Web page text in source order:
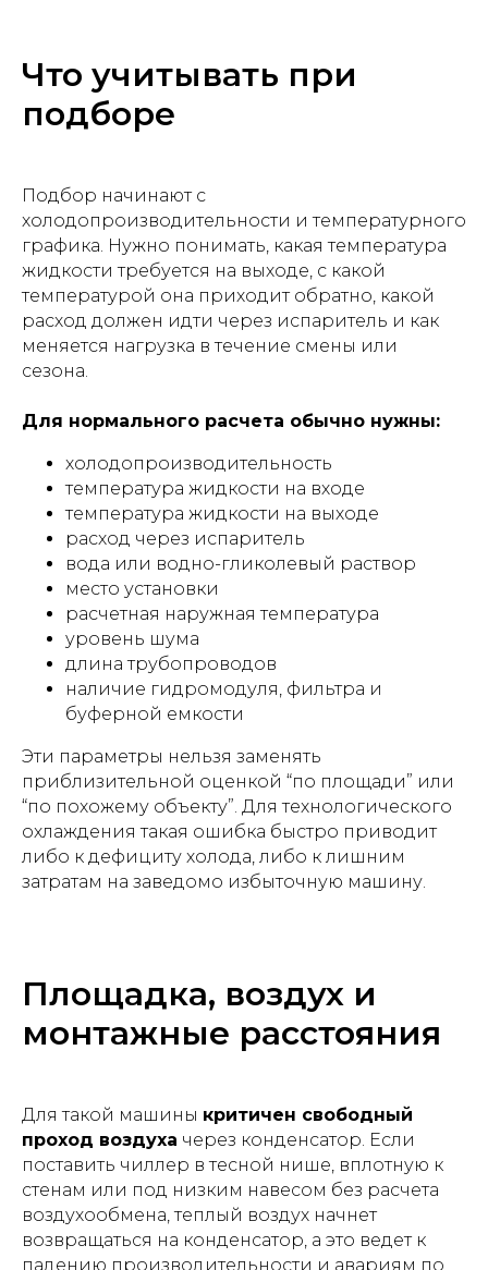
Что учитывать при
подборе
Подбор начинают с
холодопроизводительности и температурного
графика. Нужно понимать, какая температура
жидкости требуется на выходе, с какой
температурой она приходит обратно, какой
расход должен идти через испаритель и как
меняется нагрузка в течение смены или
сезона.
Для нормального расчета обычно нужны:
холодопроизводительность
температура жидкости на входе
температура жидкости на выходе
расход через испаритель
вода или водно-гликолевый раствор
место установки
расчетная наружная температура
уровень шума
длина трубопроводов
наличие гидромодуля, фильтра и
буферной емкости
Эти параметры нельзя заменять
приблизительной оценкой “по площади” или
“по похожему объекту”. Для технологического
охлаждения такая ошибка быстро приводит
либо к дефициту холода, либо к лишним
затратам на заведомо избыточную машину.
Площадка, воздух и
монтажные расстояния
Для такой машины критичен свободный
проход воздуха через конденсатор. Если
поставить чиллер в тесной нише, вплотную к
стенам или под низким навесом без расчета
воздухообмена, теплый воздух начнет
возвращаться на конденсатор, а это ведет к
падению производительности и авариям по